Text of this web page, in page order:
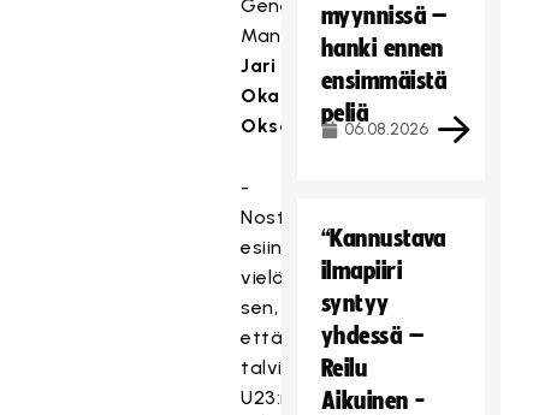
General
Manager
Jari
Oka
Oksanen.
-
Nostaisin
esiin
vielä
sen,
että
talvikaudella
U23:n
myynnissä –
hanki ennen
ensimmäistä
peliä
06.08.2026
“Kannustava
ilmapiiri
syntyy
yhdessä –
Reilu
Aikuinen -